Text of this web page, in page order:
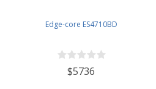
Edge-core ES4710BD
$5736